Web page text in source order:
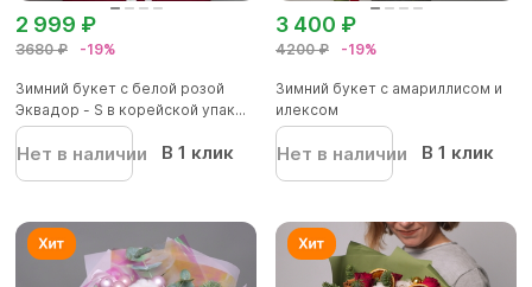
3680 ₽ -19%
2 999 ₽
Зимний букет с белой розой
Эквадор - S в корейской упак...
Нет в наличии В 1 клик
4200 ₽ -19%
3 400 ₽
Зимний букет с амариллисом и
илексом
Нет в наличии В 1 клик